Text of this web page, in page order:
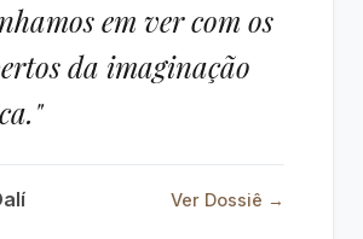
em ver com os
da imaginação
Ver Dossiê →